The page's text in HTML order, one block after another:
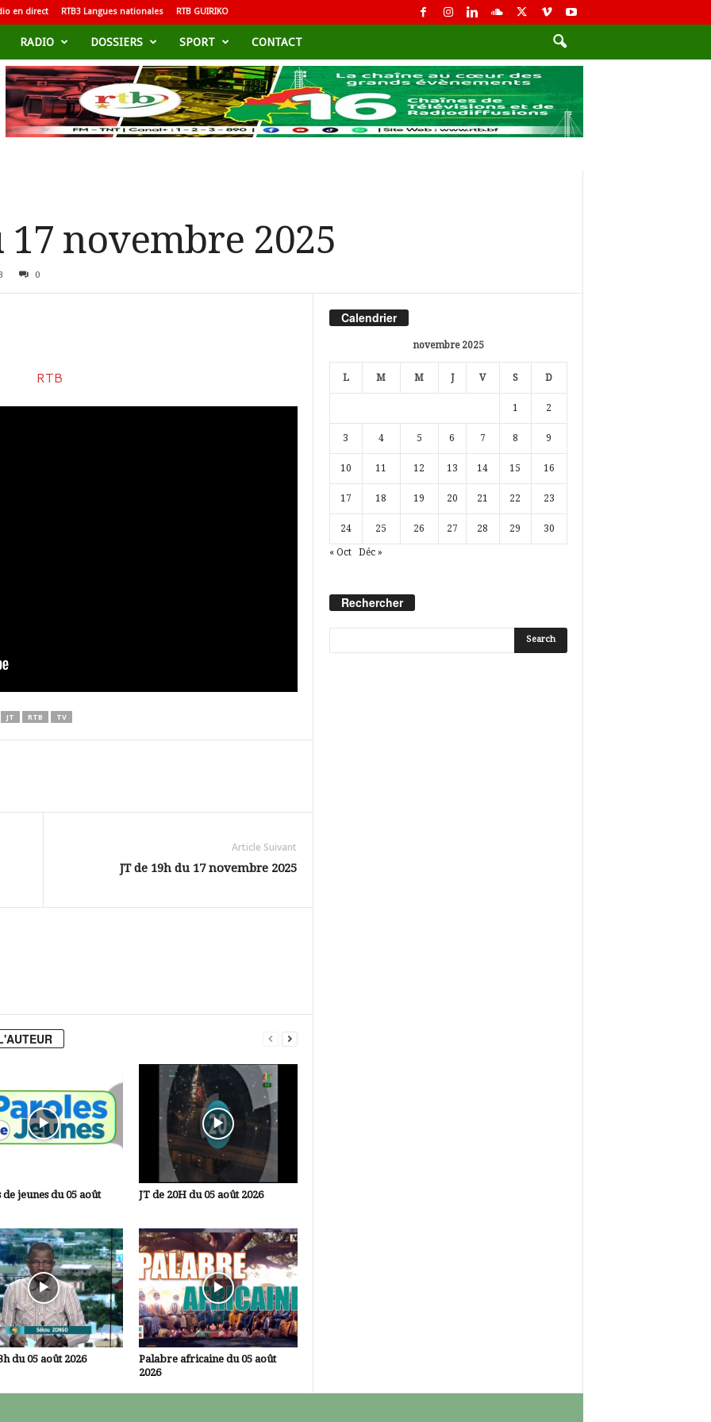
en direct RTB3 Langues nationales RTB GUIRIKO
RADIO DOSSIERS SPORT CONTACT
17 novembre 2025
0
JT RTB TV
Article Suivant
JT de 19h du 17 novembre 2025
de jeunes du 05 août
JT de 20H du 05 août 2026
du 05 août 2026
Palabre africaine du 05 août
2026
Calendrier
novembre 2025
L M M J V S D
1 2
3 4 5 6 7 8 9
10 11 12 13 14 15 16
17 18 19 20 21 22 23
24 25 26 27 28 29 30
« Oct Déc »
Rechercher